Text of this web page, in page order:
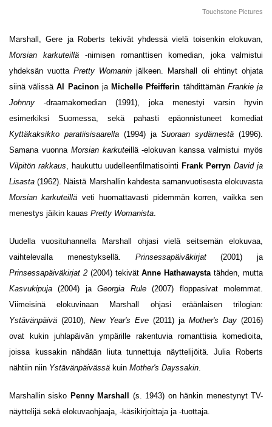
Touchstone Pictures
Marshall, Gere ja Roberts tekivät yhdessä vielä toisenkin elokuvan,
Morsian karkuteillä -nimisen romanttisen komedian, joka valmistui
yhdeksän vuotta Pretty Womanin jälkeen. Marshall oli ehtinyt ohjata
siinä välissäAl Pacinon jaMichelle Pfeifferin tähdittämän Frankie ja
Johnny -draamakomedian (1991), joka menestyi varsin hyvin
esimerkiksi Suomessa, sekä pahasti epäonnistuneet komediat
Kyttäkaksikko paratiisisaarella (1994) jaSuoraan sydämestä(1996).
Samana vuonna Morsian karkuteillä -elokuvan kanssa valmistui myös
Vilpitön rakkaus , haukuttu uudelleenfilmatisointi Frank Perryn David ja
Lisasta(1962). Näistä Marshallin kahdesta samanvuotisesta elokuvasta
Morsian karkuteillä veti huomattavasti pidemmän korren, vaikka sen
menestys jäikin kauas Pretty Womanista
Uudella vuosituhannella Marshall ohjasi vielä seitsemän elokuvaa,
vaihtelevalla menestyksellä. Prinsessapäiväkirjat(2001) ja
Prinsessapäiväkirjat 2 (2004) tekivätAnne Hathawaystatähden, mutta
Kasvukipuja(2004) jaGeorgia Rule(2007) floppasivat molemmat.
Viimeisinä elokuvinaan Marshall ohjasi eräänlaisen trilogian:
Ystävänpäivä (2010), New Year's Eve (2011) ja Mother's Day (2016)
ovat kukin juhlapäivän ympärille rakentuvia romanttisia komedioita,
joissa kussakin nähdään liuta tunnettuja näyttelijöitä. Julia Roberts
nähtiin niin Ystävänpäivässä kuin Mother's Dayssakin
Marshallin sisko Penny Marshall (s. 1943) on hänkin menestynyt TV-
näyttelijä sekä elokuvaohjaaja, -käsikirjoittaja ja -tuottaja.